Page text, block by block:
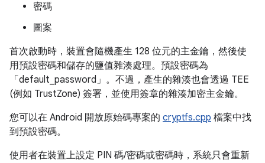
密碼
圖案
首次啟動時，裝置會隨機產生 128 位元的主金鑰，然後使
用預設密碼和儲存的鹽值雜湊處理。預設密碼為
「default_password」。不過，產生的雜湊也會透過 TEE
(例如 TrustZone) 簽署，並使用簽章的雜湊加密主金鑰。
您可以在 Android 開放原始碼專案的 cryptfs.cpp 檔案中找
到預設密碼。
使用者在裝置上設定 PIN 碼/密碼或密碼時，系統只會重新